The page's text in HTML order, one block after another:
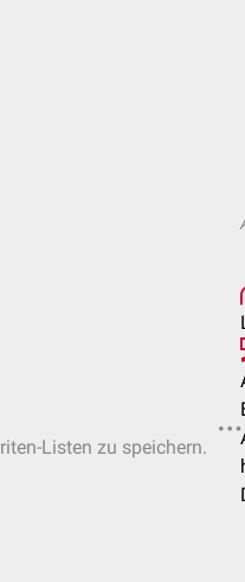
Listen zu speichern.